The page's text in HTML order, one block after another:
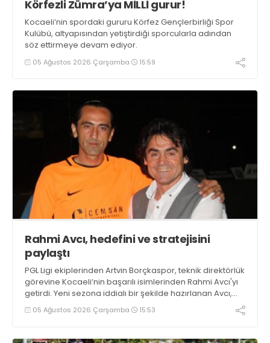
Körfezli Zümra’ya MİLLİ gurur!
Kocaeli’nin spordaki gururu Körfez Gençlerbirliği Spor
Kulübü, altyapısından yetiştirdiği sporcularla adından
söz ettirmeye devam ediyor.
05 Ağustos 2026 Çarşamba 15:59
Rahmi Avcı, hedefini ve stratejisini
paylaştı
PGL Ligi ekiplerinden Artvin Borçkaspor, teknik direktörlük
görevine Kocaeli’nin başarılı isimlerinden Rahmi Avcı'yı
getirdi. Yeni sezona iddialı bir şekilde hazırlanan Avcı,
duygularını aktardı.
05 Ağustos 2026 Çarşamba 15:53